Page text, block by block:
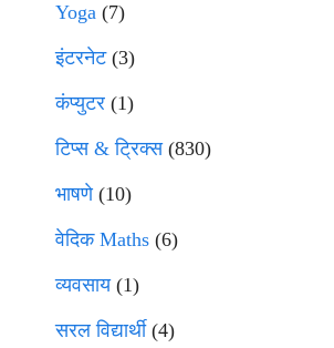
Yoga (7)
इंटरनेट(3)
कंप्युटर (1)
टिप्स & ट्रिक्स(830)
भाषणे(10)
वेदिक Maths (6)
व्यवसाय(1)
सरल विद्यार्थी(4)